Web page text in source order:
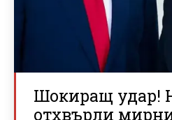
Шокиращ удар!
отхвърли